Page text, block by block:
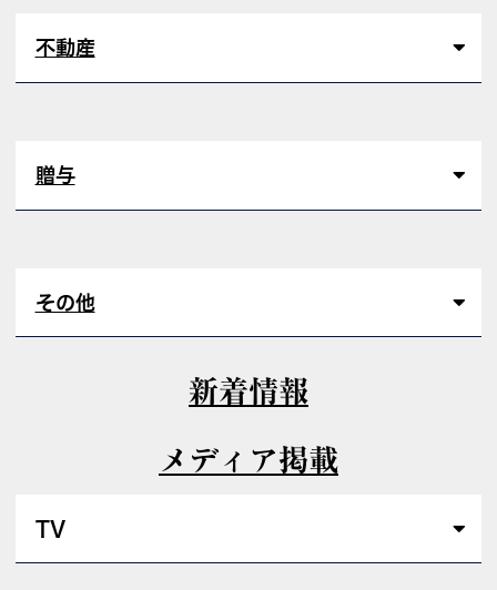
不動産
贈与
その他
新着情報
メディア掲載
TV